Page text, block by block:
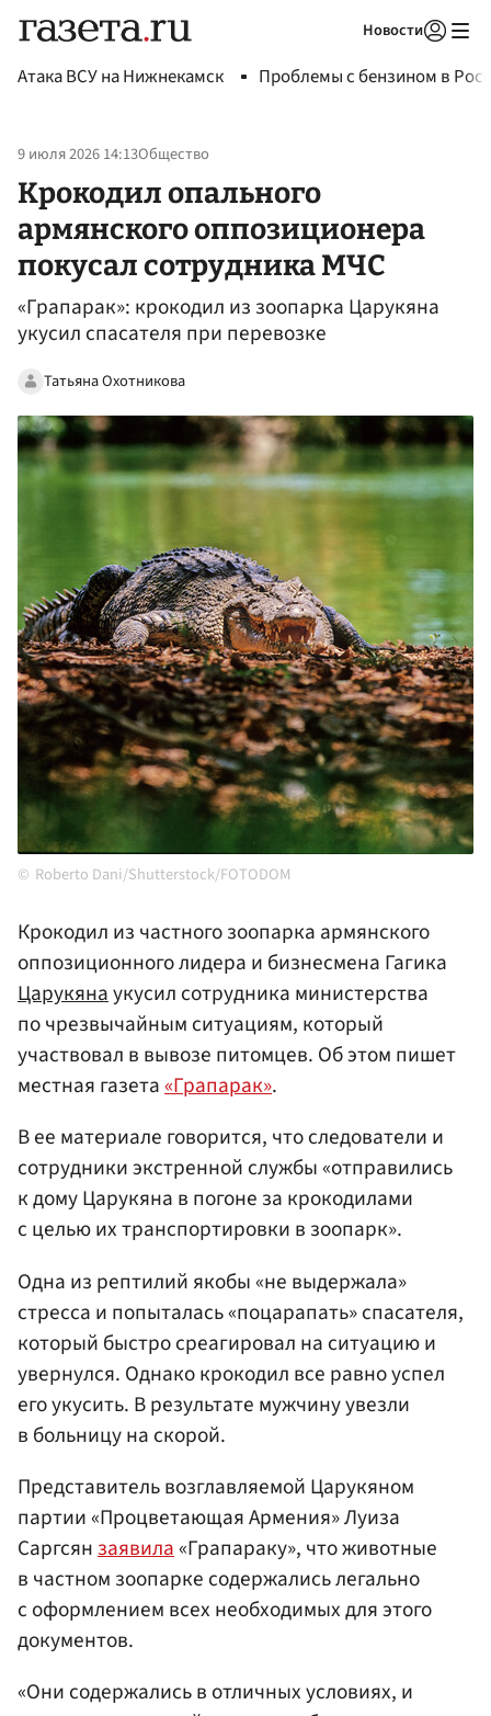
Новости
Атака ВСУ на Нижнекамск Проблемы с бензином в
9 июля 2026 14:13Общество
Крокодил опального
армянского оппозиционера
покусал сотрудника МЧС
«Грапарак»: крокодил из зоопарка Царукяна
укусил спасателя при перевозке
Татьяна Охотникова
Roberto Dani/Shutterstock/FOTODOM
Крокодил из частного зоопарка армянского
оппозиционного лидера и бизнесмена Гагика
Царукянаукусил сотрудника министерства
по чрезвычайным ситуациям, который
участвовал в вывозе питомцев. Об этом пишет
местная газета«Грапарак».
В ее материале говорится, что следователи и
сотрудники экстренной службы «отправились
к дому Царукяна в погоне за крокодилами
с целью их транспортировки в зоопарк».
Одна из рептилий якобы «не выдержала»
стресса и попыталась «поцарапать» спасателя,
который быстро среагировал на ситуацию и
увернулся. Однако крокодил все равно успел
его укусить. В результате мужчину увезли
в больницу на скорой.
Представитель возглавляемой Царукяном
партии «Процветающая Армения» Луиза
Саргсянзаявила«Грапараку», что животные
в частном зоопарке содержались легально
с оформлением всех необходимых для этого
документов.
«Они содержались в отличных условиях, и